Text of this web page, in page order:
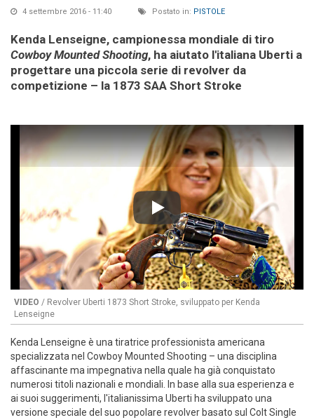
4 settembre 2016 - 11:40 Postato in: PISTOLE
Kenda Lenseigne, campionessa mondiale di tiro
Cowboy Mounted Shooting, ha aiutato l'italiana Uberti a
progettare una piccola serie di revolver da
competizione – la 1873 SAA Short Stroke
Play
VIDEO / Revolver Uberti 1873 Short Stroke, sviluppato per Kenda
Lenseigne
Kenda Lenseigne è una tiratrice professionista americana
specializzata nel Cowboy Mounted Shooting – una disciplina
affascinante ma impegnativa nella quale ha già conquistato
numerosi titoli nazionali e mondiali. In base alla sua esperienza e
ai suoi suggerimenti, l'italianissima Uberti ha sviluppato una
versione speciale del suo popolare revolver basato sul Colt Single